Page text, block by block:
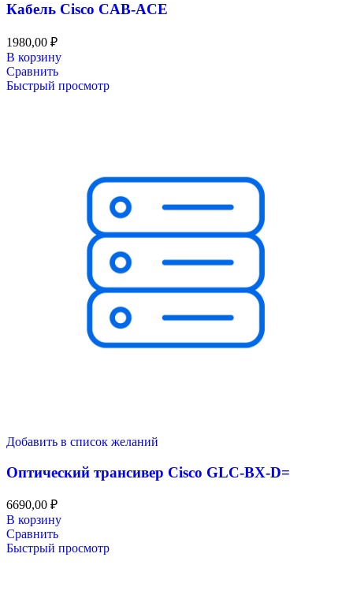
Кабель Cisco CAB-ACE
1980,00 ₽
В корзину
Сравнить
Быстрый просмотр
Добавить в список желаний
Оптический трансивер Cisco GLC-BX-D=
6690,00 ₽
В корзину
Сравнить
Быстрый просмотр